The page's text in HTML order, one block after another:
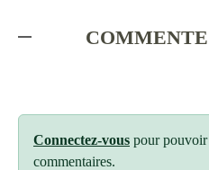
Connectez-vous pour
commentaires.